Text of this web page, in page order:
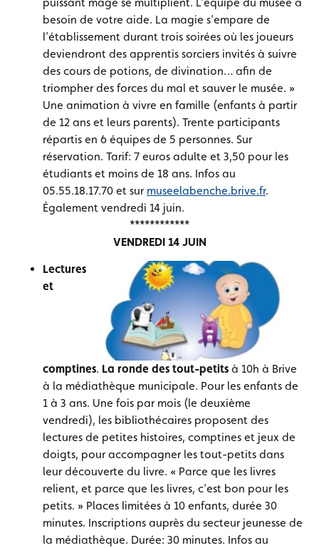
besoin de votre aide. La magie s’empare de
l’établissement durant trois soirées où les joueurs
deviendront des apprentis sorciers invités à suivre
des cours de potions, de divination… afin de
triompher des forces du mal et sauver le musée. »
Une animation à vivre en famille (enfants à partir
de 12 ans et leurs parents). Trente participants
répartis en 6 équipes de 5 personnes. Sur
réservation. Tarif: 7 euros adulte et 3,50 pour les
étudiants et moins de 18 ans. Infos au
05.55.18.17.70 et sur museelabenche.brive.fr.
Également vendredi 14 juin.
************
VENDREDI 14 JUIN
Lectures
et
comptines. La ronde des tout-petits à 10h à Brive
à la médiathèque municipale. Pour les enfants de
1 à 3 ans. Une fois par mois (le deuxième
vendredi), les bibliothécaires proposent des
lectures de petites histoires, comptines et jeux de
doigts, pour accompagner les tout-petits dans
leur découverte du livre. « Parce que les livres
relient, et parce que les livres, c’est bon pour les
petits. » Places limitées à 10 enfants, durée 30
minutes. Inscriptions auprès du secteur jeunesse de
la médiathèque. Durée: 30 minutes. Infos au